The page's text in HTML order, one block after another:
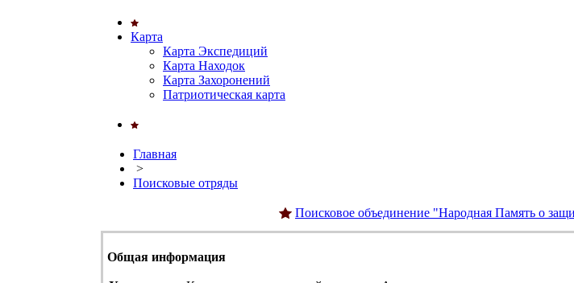
Карта
Карта Экспедиций
Карта Находок
Карта Захоронений
Патриотическая карта
Главная
>
Поисковые отряды
Поисковое объединение "Народная Память о
Общая информация